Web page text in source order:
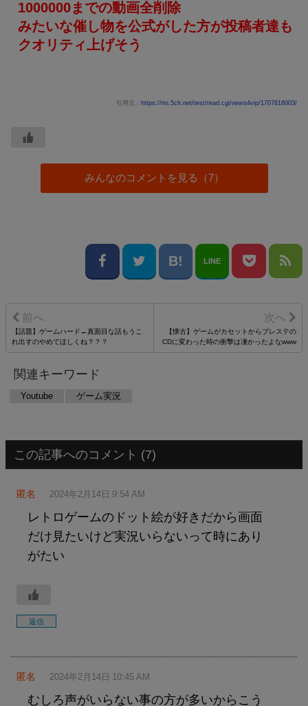
1000000までの動画全削除
みたいな催し物を公式がした方が投稿者達も
クオリティ上げそう
引用元： https://mi.5ch.net/test/read.cgi/news4vip/1707818003/
みんなのコメントを見る（7）
LINE
【話題】ゲームハード←真面目な話もうこ
れ出すのやめてほしくね？？？
【懐古】ゲームがカセットからプレステの
CDに変わった時の衝撃は凄かったよなwww
関連キーワード
Youtube ゲーム実況
この記事へのコメント (7)
匿名 2024年2月14日 9:54 AM
レトロゲームのドット絵が好きだから画面
だけ見たいけど実況いらないって時にあり
がたい
返信
匿名 2024年2月14日 10:45 AM
むしろ声がいらない事の方が多いからこう